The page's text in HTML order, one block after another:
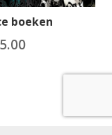
boeken